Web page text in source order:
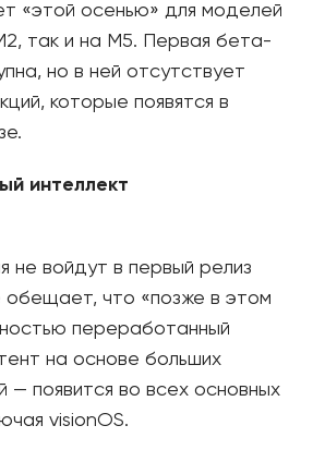
«этой осенью» для моделей
так и на M5. Первая бета-
но в ней отсутствует
которые появятся в
интеллект
не войдут в первый релиз
обещает, что «позже в этом
переработанный
на основе больших
— появится во всех основных
visionOS.